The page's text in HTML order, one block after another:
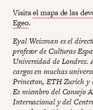
Visitael mapa de las
Egeo.
Eyal Weizman es el
profesor de Culturas
Universidad de Londres.
cargos en muchas
Princeton, ETH Zurich y
Es miembro del Consejo
Internacional y del